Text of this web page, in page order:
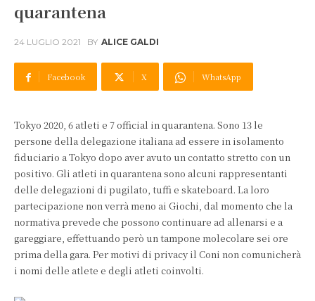
quarantena
24 LUGLIO 2021 BY ALICE GALDI
Facebook X WhatsApp
Tokyo 2020, 6 atleti e 7 official in quarantena. Sono 13 le
persone della delegazione italiana ad essere in isolamento
fiduciario a Tokyo dopo aver avuto un contatto stretto con un
positivo. Gli atleti in quarantena sono alcuni rappresentanti
delle delegazioni di pugilato, tuffi e skateboard. La loro
partecipazione non verrà meno ai Giochi, dal momento che la
normativa prevede che possono continuare ad allenarsi e a
gareggiare, effettuando però un tampone molecolare sei ore
prima della gara. Per motivi di privacy il Coni non comunicherà
i nomi delle atlete e degli atleti coinvolti.